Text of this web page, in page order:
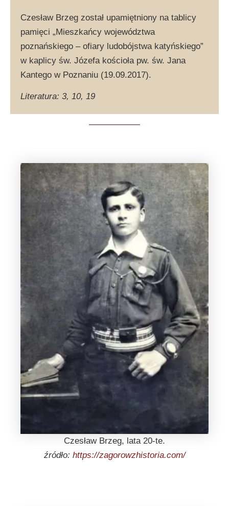
Czesław Brzeg został upamiętniony na tablicy
pamięci „Mieszkańcy województwa
poznańskiego – ofiary ludobójstwa katyńskiego”
w kaplicy św. Józefa kościoła pw. św. Jana
Kantego w Poznaniu (19.09.2017).
Literatura: 3, 10, 19
Czesław Brzeg, lata 20-te.
źródło: https://zagorowzhistoria.com/